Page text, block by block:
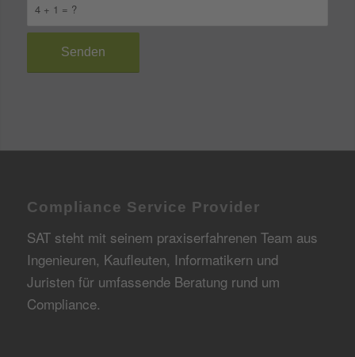
4 + 1 = ?
Compliance Service Provider
SAT steht mit seinem praxiserfahrenen Team aus
Ingenieuren, Kaufleuten, Informatikern und
Juristen für umfassende Beratung rund um
Compliance.